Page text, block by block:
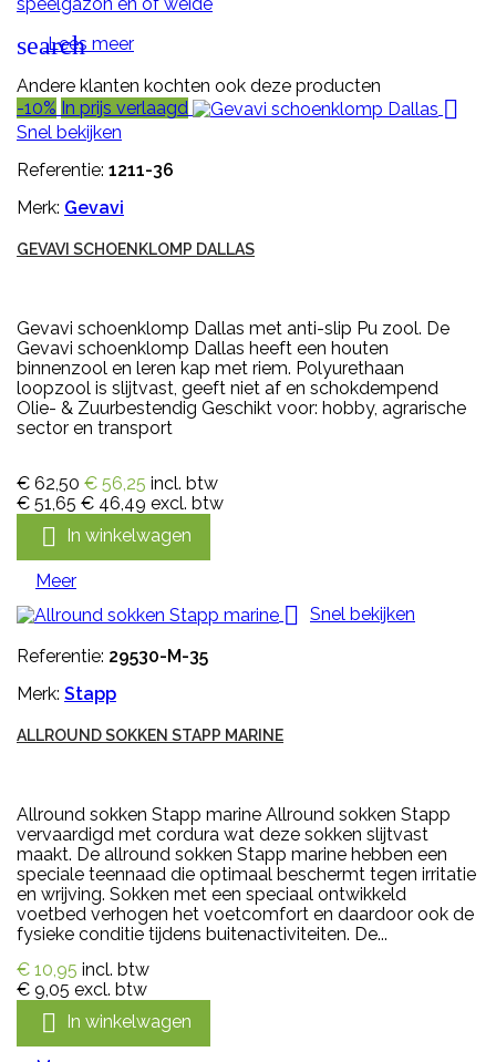
search
Lees meer
Andere klanten kochten ook deze producten
-10% In prijs verlaagd 
Snel bekijken
Referentie: 1211-36
Merk: Gevavi
GEVAVI SCHOENKLOMP DALLAS
Gevavi schoenklomp Dallas met anti-slip Pu zool. De
Gevavi schoenklomp Dallas heeft een houten
binnenzool en leren kap met riem. Polyurethaan
loopzool is slijtvast, geeft niet af en schokdempend
Olie- & Zuurbestendig Geschikt voor: hobby, agrarische
sector en transport
€ 62,50 € 56,25 incl. btw
€ 51,65 € 46,49 excl. btw
 In winkelwagen
Meer

Snel bekijken
Referentie: 29530-M-35
Merk: Stapp
ALLROUND SOKKEN STAPP MARINE
Allround sokken Stapp marine Allround sokken Stapp
vervaardigd met cordura wat deze sokken slijtvast
maakt. De allround sokken Stapp marine hebben een
speciale teennaad die optimaal beschermt tegen irritatie
en wrijving. Sokken met een speciaal ontwikkeld
voetbed verhogen het voetcomfort en daardoor ook de
fysieke conditie tijdens buitenactiviteiten. De...
€ 10,95 incl. btw
€ 9,05 excl. btw
 In winkelwagen